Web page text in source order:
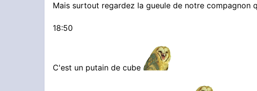
Mais surtout regardez la gueule de notre compagnon
18:50
C'est un putain de cube